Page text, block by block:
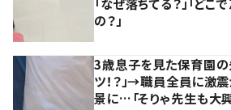
の？」
3歳息子を見た保育園の
ツ！？」→職員全員に激
景に…「そりゃ先生も大